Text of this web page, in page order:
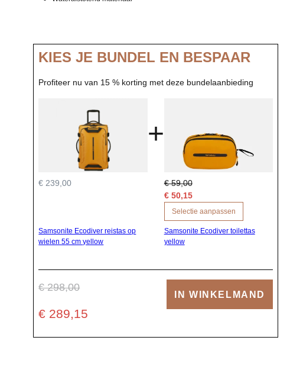
KIES JE BUNDEL EN BESPAAR
Profiteer nu van 15 % korting met deze bundelaanbieding
€ 239,00
Samsonite Ecodiver reistas op
wielen 55 cm yellow
+
€ 59,00
€ 50,15
Selectie aanpassen
Samsonite Ecodiver toilettas
yellow
€ 298,00
€ 289,15
IN WINKELMAND